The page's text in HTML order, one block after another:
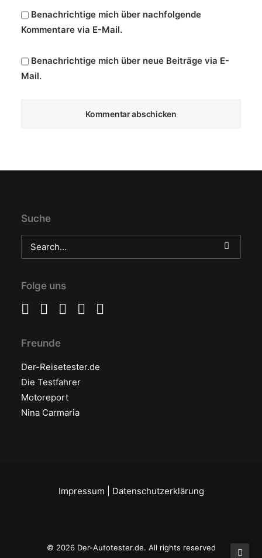
Benachrichtige mich über nachfolgende
Kommentare via E-Mail.
Benachrichtige mich über neue Beiträge via E-
Mail.
Suche
Folge uns
Freunde
Der-Reisetester.de
Die Testfahrer
Motoreport
Nina Carmaria
Impressum Datenschutzerklärung
© 2026 Der-Autotester.de. All rights reserved